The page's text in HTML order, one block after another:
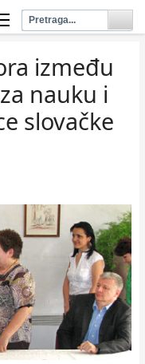
između
nauku i
slovačke